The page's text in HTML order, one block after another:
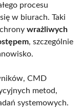
procesu
w biurach. Taki
wrażliwych
, szczególnie
CMD
metod,
systemowych.